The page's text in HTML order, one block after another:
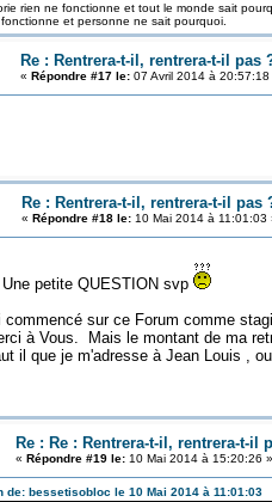
rien ne fonctionne et tout le monde sait
et personne ne sait pourquoi.
Re : Rentrera-t-il, rentrera-t-il pas
« Répondre #17 le:07 Avril 2014 à 20:57:18
Re : Rentrera-t-il, rentrera-t-il pas
« Répondre #18 le:10 Mai 2014 à 11:01:03
petite QUESTION svp
sur ce Forum comme
à Vous. Mais le montant de ma
il que je m'adresse à Jean Louis ,
Re : Re : Rentrera-t-il, rentrera-t-il
« Répondre #19 le:10 Mai 2014 à 15:20:26 »
de: bessetisobloc le 10 Mai 2014 à 11:01:03